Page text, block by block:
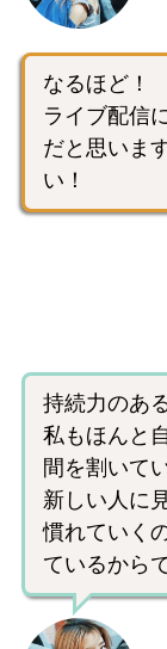
なるほど！
ライブ配信
だと思いま
い！
持続力のあ
私もほんと
間を割いて
新しい人に
慣れていく
ているから